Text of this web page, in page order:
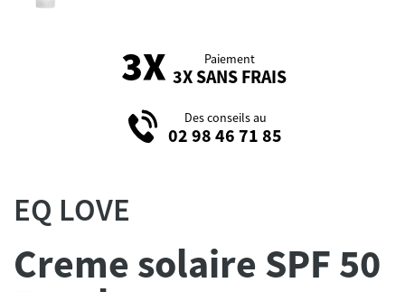
Paiement
3X SANS FRAIS
Des conseils au
02 98 46 71 85
EQ LOVE
Creme solaire SPF 50